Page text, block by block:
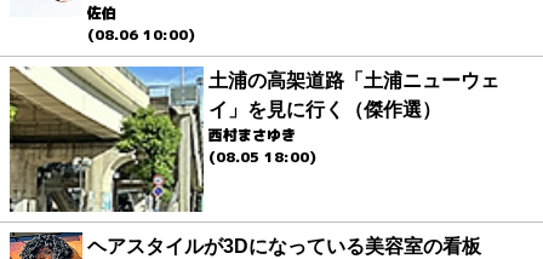
佐伯
(08.06 10:00)
土浦の高架道路「土浦ニューウェ
イ」を見に行く（傑作選）
西村まさゆき
(08.05 18:00)
ヘアスタイルが3Dになっている美容室の看板